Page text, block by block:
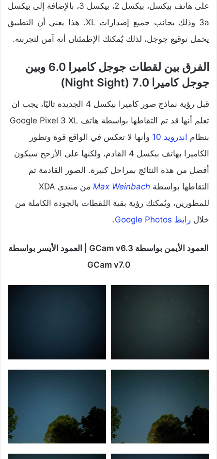
على هاتف بيكسل، بيكسل 2، بيكسل 3، بالإضافة إلى بيكسل
3a وذلك بجانب جميع إصدارات XL. هذا يعني أن التطبيق
يحمل توقيع جوجل، لذلك يُمكنك الإطمئنان أنه آمن لتجربته.
الفرق بين لقطات جوجل كاميرا 6.0 وبين
جوجل كاميرا 7.0 (Night Sight)
قبل رؤية نماذج صور كاميرا بيكسل 4 الجديدة تاليًا، يجب ان
تعلم أنها قد تم التقاطها بواسطة هاتف Google Pixel 3 XL
بنظام اندرويد 10
وأنها لا تعكس في الواقع قوة وتطور
الكاميرا بهاتف بيكسل 4 القادم، ولكنها على الأرجح سيكون
أفضل من هذه النتائج بمراحل كبيرة. الصور القادمة تم
التقاطها بواسطة Max Weinbach
من منتدى XDA
للمطورين، ويُمكنك رؤية بقية اللقطات بالجودة الكاملة من
خلال رابط Google Photos .
العمود الأيمن بواسطة GCam v6.3 | العمود الأيسر بواسطة
GCam v7.0